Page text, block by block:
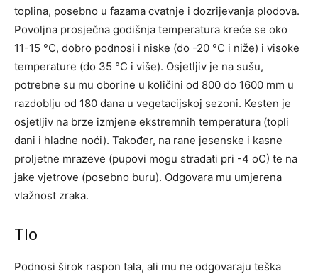
toplina, posebno u fazama cvatnje i dozrijevanja plodova.
Povoljna prosječna godišnja temperatura kreće se oko
11-15 °C, dobro podnosi i niske (do -20 °C i niže) i visoke
temperature (do 35 °C i više). Osjetljiv je na sušu,
potrebne su mu oborine u količini od 800 do 1600 mm u
razdoblju od 180 dana u vegetacijskoj sezoni. Kesten je
osjetljiv na brze izmjene ekstremnih temperatura (topli
dani i hladne noći). Također, na rane jesenske i kasne
proljetne mrazeve (pupovi mogu stradati pri -4 oC) te na
jake vjetrove (posebno buru). Odgovara mu umjerena
vlažnost zraka.
Tlo
Podnosi širok raspon tala, ali mu ne odgovaraju teška